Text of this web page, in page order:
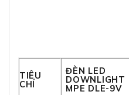
TIÊU
CHÍ
ĐÈN LED
DOWNLIGHT
MPE DLE-9V